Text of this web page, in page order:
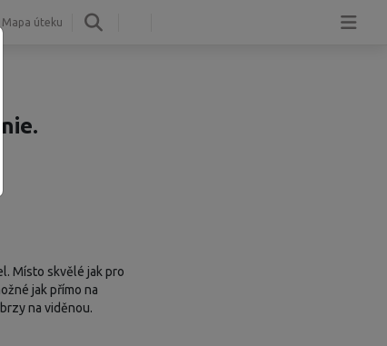
Mapa úteku
Místo skvělé jak pro
jak přímo na
na viděnou.